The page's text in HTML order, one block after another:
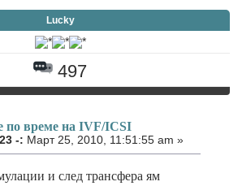
Lucky
497
по време на IVF/ICSI
-: Март 25, 2010, 11:51:55 am »
и след трансфера ям